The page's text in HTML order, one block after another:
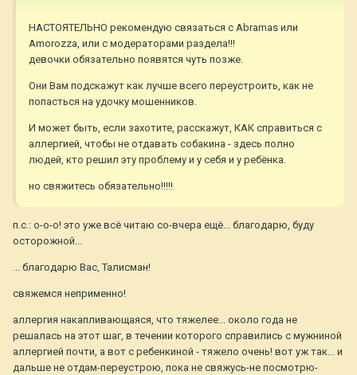
НАСТОЯТЕЛЬНО рекомендую связаться с Abramas или
Amorozza, или с модераторами раздела!!!
девочки обязательно появятся чуть позже.
Они Вам подскажут как лучше всего переустроить, как не
попасться на удочку мошенников.
И может быть, если захотите, расскажут, КАК справиться с
аллергией, чтобы не отдавать собакина - здесь полно
людей, кто решил эту проблему и у себя и у ребёнка.
но свяжитесь обязательно!!!!!
п.с.: о-о-о! это уже всё читаю со-вчера ещё... благодарю, буду
осторожной...
... благодарю Вас, Талисман!
свяжемся неприменно!
аллергия накапливающаяся, что тяжелее... около года не
решалась на этот шаг, в течении которого справились с мужниной
аллергией почти, а вот с ребенкиной - тяжело очень! вот уж так... и
дальше не отдам-переустрою, пока не свяжусь-не посмотрю-